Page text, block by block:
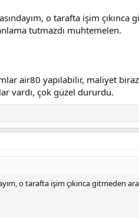
o tarafta işim
tutmazdı muhtemelen.
air80 yapılabilir, maliyet
vardı, çok güzel dururdu.
o tarafta işim çıkınca gitmeden